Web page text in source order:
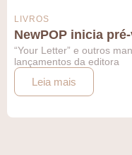
LIVROS
NewPOP inicia
“Your Letter” e outros
lançamentos da editora
Leia mais